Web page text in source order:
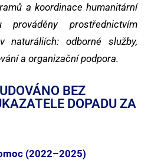
a koordinace humanitární
prostřednictvím
naturáliích: odborné služby,
a organizační podpora.
BEZ
DOPADU ZA
(2022–2025)